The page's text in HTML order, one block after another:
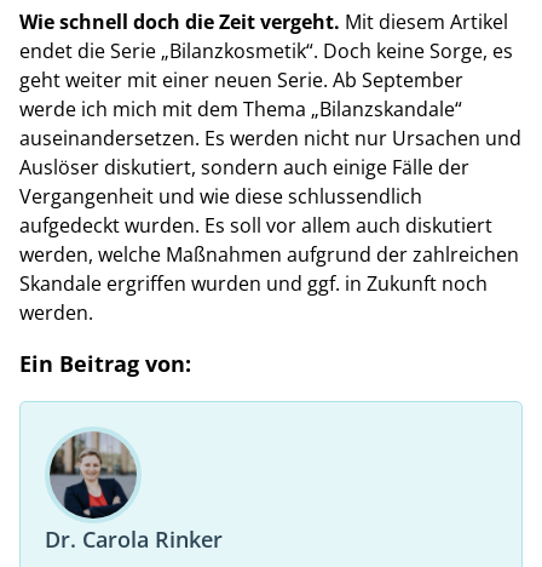
Wie schnell doch die Zeit vergeht. Mit diesem Artikel
endet die Serie „Bilanzkosmetik“. Doch keine Sorge, es
geht weiter mit einer neuen Serie. Ab September
werde ich mich mit dem Thema „Bilanzskandale“
auseinandersetzen. Es werden nicht nur Ursachen und
Auslöser diskutiert, sondern auch einige Fälle der
Vergangenheit und wie diese schlussendlich
aufgedeckt wurden. Es soll vor allem auch diskutiert
werden, welche Maßnahmen aufgrund der zahlreichen
Skandale ergriffen wurden und ggf. in Zukunft noch
werden.
Ein Beitrag von:
Dr. Carola Rinker